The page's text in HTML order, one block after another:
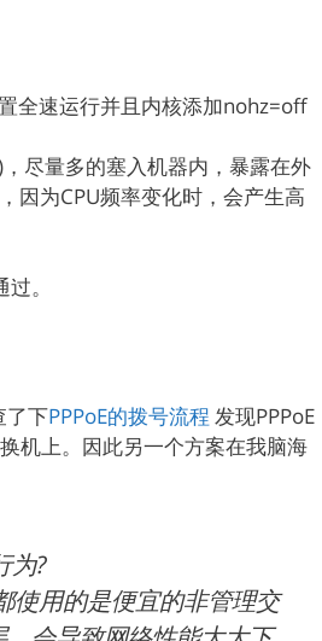
全速运行并且内核添加nohz=off
尽量多的塞入机器内，暴露在外
因为CPU频率变化时，会产生高
。
了下PPPoE的拨号流程 发现PPPoE
机上。因此另一个方案在我脑海
为?
使用的是便宜的非管理交